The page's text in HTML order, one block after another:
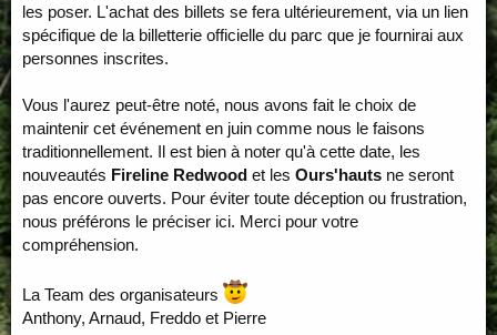
les poser. L'achat des billets se fera ultérieurement, via un lien
spécifique de la billetterie officielle du parc que je fournirai aux
personnes inscrites.
Vous l'aurez peut-être noté, nous avons fait le choix de
maintenir cet événement en juin comme nous le faisons
traditionnellement. Il est bien à noter qu'à cette date, les
nouveautés Fireline Redwood et les Ours'hauts ne seront
pas encore ouverts. Pour éviter toute déception ou frustration,
nous préférons le préciser ici. Merci pour votre
compréhension.
La Team des organisateurs
Anthony, Arnaud, Freddo et Pierre